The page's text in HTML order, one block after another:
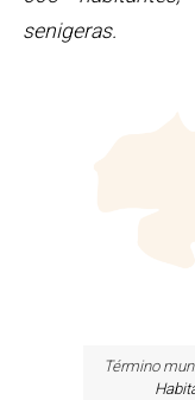
senigeras.
Término